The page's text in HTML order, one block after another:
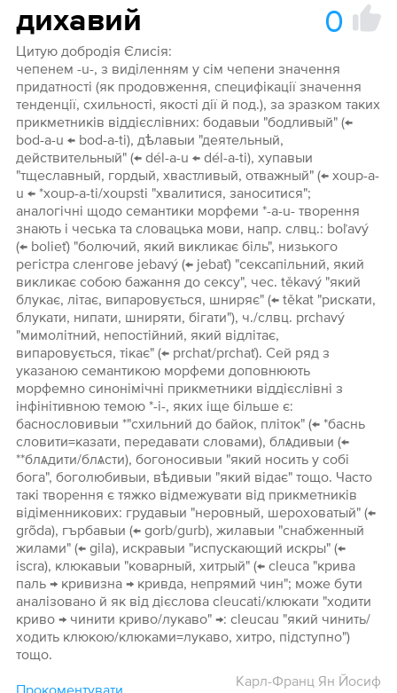
дихавий 0
Цитую добродія Єлисія:
чепенем -u-, з виділенням у сім чепени значення
придатності (як продовження, специфікації значення
тенденції, схильності, якості дії й под.), за зразком таких
прикметників віддієслівних: бодавыи "бодливый" (←
bod-a-u ← bod-a-ti), дѣлавыи "деятельный,
действительный" (← dél-a-u ← dél-a-ti), хупавыи
"тщеславный, гордый, хвастливый, отважный" (← xoup-a-
u ← *xoup-a-ti/xoupsti "хвалитися, заноситися";
аналогічні щодо семантики морфеми *-a-u- творення
знають і чеська та словацька мови, напр. слвц.: boľavý
(← bolieť) "болючий, який викликає біль", низького
регістра сленгове jebavý (← jebať) "сексапільний, який
викликає собою бажання до сексу", чес. těkavý "який
блукає, літає, випаровується, шниряє" (← těkat "рискати,
блукати, нипати, шниряти, бігати"), ч./слвц. prchavý
"мимолітний, непостійний, який відлітає,
випаровується, тікає" (← prchat/prchať). Сей ряд з
указаною семантикою морфеми доповнюють
морфемно синонімічні прикметники віддієслівні з
інфінітивною темою *-і-, яких іще більше є:
баснословивыи *"схильний до байок, пліток" (← *баснь
словити=казати, передавати словами), блѧдивыи (←
**блѧдити/блѧсти), богоносивыи "який носить у собі
бога", боголюбивыи, вѣдивыи "який відає" тощо. Часто
такі творення є тяжко відмежувати від прикметників
відіменникових: грудавыи "неровный, шероховатый" (←
grõda), гърбавыи (← gorb/gurb), жилавыи "снабженный
жилами" (← gila), искравыи "испускающий искры" (←
iscra), клюкавыи "коварный, хитрый" (← cleuca "крива
паль → кривизна → кривда, непрямий чин"; може бути
аналізовано й як від дієслова cleucati/клюкати "ходити
криво → чинити криво/лукаво" →: cleucau "який чинить/
ходить клюкою/клюками=лукаво, хитро, підступно")
тощо.
Карл-Франц Ян Йосиф